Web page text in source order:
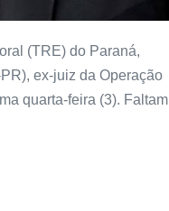
(TRE) do Paraná,
ex-juiz da Operação
quarta-feira (3). Faltam